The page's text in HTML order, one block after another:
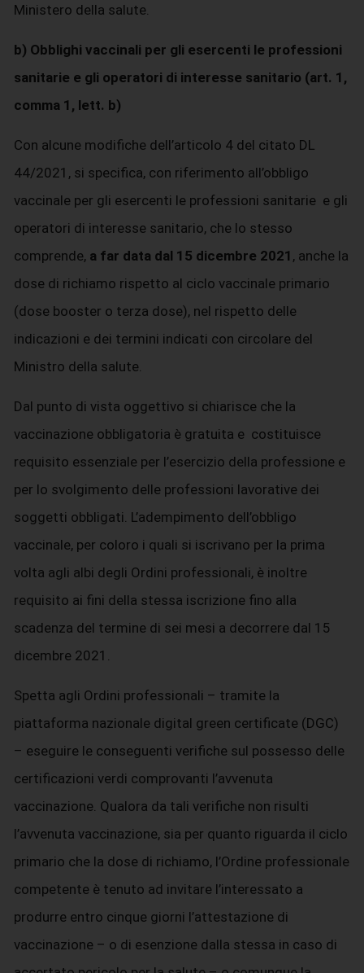
Ministero della salute.
b) Obblighi vaccinali per gli esercenti le professioni
sanitarie e gli operatori di interesse sanitario (art. 1,
comma 1, lett. b)
Con alcune modifiche dell’articolo 4 del citato DL
44/2021, si specifica, con riferimento all’obbligo
vaccinale per gli esercenti le professioni sanitarie e gli
operatori di interesse sanitario, che lo stesso
comprende, a far data dal 15 dicembre 2021 , anche la
dose di richiamo rispetto al ciclo vaccinale primario
(dose booster o terza dose), nel rispetto delle
indicazioni e dei termini indicati con circolare del
Ministro della salute.
Dal punto di vista oggettivo si chiarisce che la
vaccinazione obbligatoria è gratuita e costituisce
requisito essenziale per l’esercizio della professione e
per lo svolgimento delle professioni lavorative dei
soggetti obbligati. L’adempimento dell’obbligo
vaccinale, per coloro i quali si iscrivano per la prima
volta agli albi degli Ordini professionali, è inoltre
requisito ai fini della stessa iscrizione fino alla
scadenza del termine di sei mesi a decorrere dal 15
dicembre 2021.
Spetta agli Ordini professionali – tramite la
piattaforma nazionale digital green certificate (DGC)
– eseguire le conseguenti verifiche sul possesso delle
certificazioni verdi comprovanti l’avvenuta
vaccinazione. Qualora da tali verifiche non risulti
l’avvenuta vaccinazione, sia per quanto riguarda il ciclo
primario che la dose di richiamo, l’Ordine professionale
competente è tenuto ad invitare l’interessato a
produrre entro cinque giorni l’attestazione di
vaccinazione – o di esenzione dalla stessa in caso di